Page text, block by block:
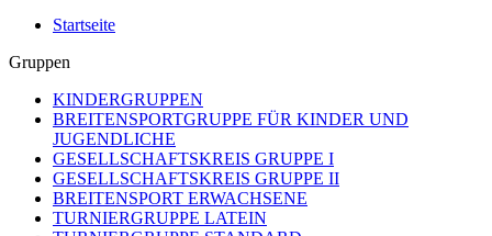
Startseite
Gruppen
KINDERGRUPPEN
BREITENSPORTGRUPPE FÜR KINDER UND
JUGENDLICHE
GESELLSCHAFTSKREIS GRUPPE I
GESELLSCHAFTSKREIS GRUPPE II
BREITENSPORT ERWACHSENE
TURNIERGRUPPE LATEIN